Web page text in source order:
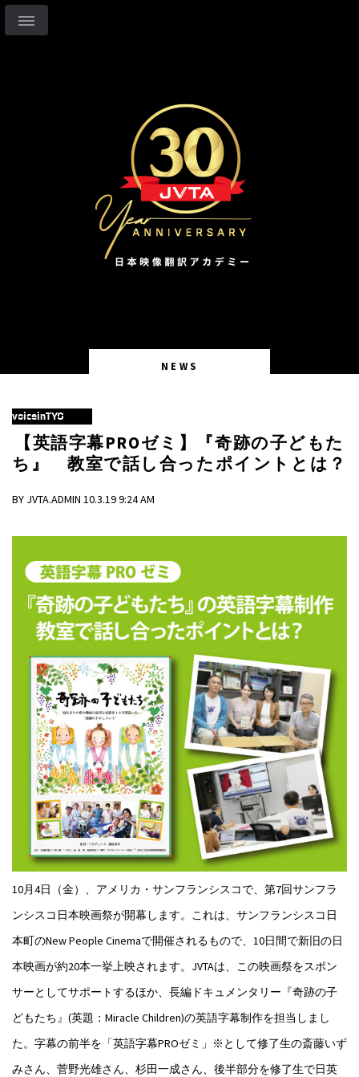
NEWS
voiceinTYO
【英語字幕PROゼミ】『奇跡の子どもた
ち』 教室で話し合ったポイントとは？
BY JVTA.ADMIN 10.3.19 9:24 AM
10月4日（金）、アメリカ・サンフランシスコで、第7回サンフラ
ンシスコ日本映画祭が開幕します。これは、サンフランシスコ日
本町のNew People Cinemaで開催されるもので、10日間で新旧の日
本映画が約20本一挙上映されます。JVTAは、この映画祭をスポン
サーとしてサポートするほか、長編ドキュメンタリー『奇跡の子
どもたち』(英題：Miracle Children)の英語字幕制作を担当しまし
た。字幕の前半を「英語字幕PROゼミ」※として修了生の斎藤いず
みさん、菅野光雄さん、杉田一成さん、後半部分を修了生で日英